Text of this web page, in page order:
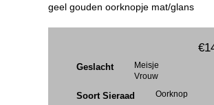
geel gouden oorknopje mat/glans
Geslacht
Meisje
Vrouw
Soort Sieraad Oorknop